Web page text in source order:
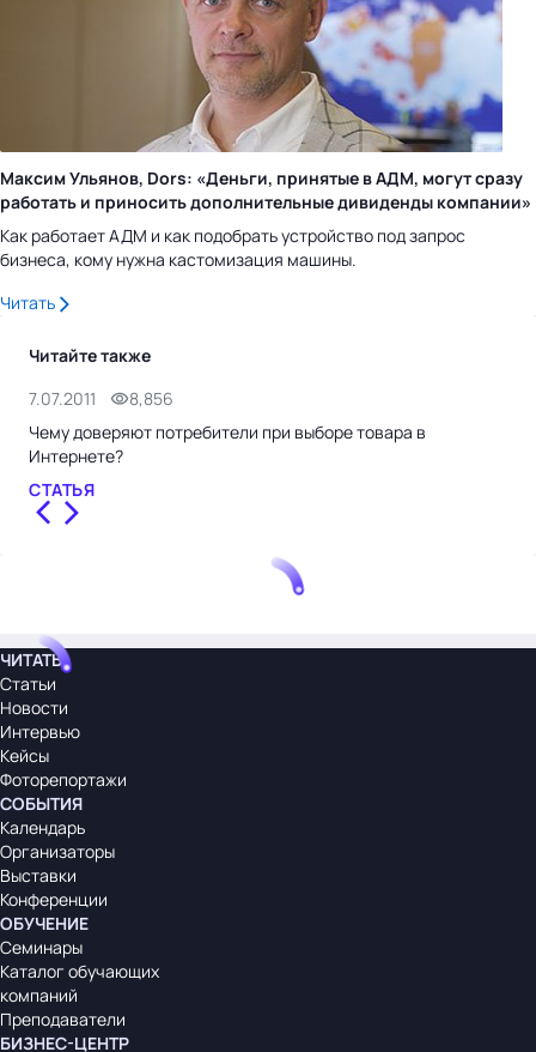
Максим Ульянов, Dors: «Деньги, принятые в АДМ, могут сразу
работать и приносить дополнительные дивиденды компании»
Как работает АДМ и как подобрать устройство под запрос
бизнеса, кому нужна кастомизация машины.
Читать
Читайте также
7.07.2011
8,856
Чему доверяют потребители при выборе товара в
Интернете?
СТАТЬЯ
ЧИТАТЬ
Статьи
Новости
Интервью
Кейсы
Фоторепортажи
СОБЫТИЯ
Календарь
Организаторы
Выставки
Конференции
ОБУЧЕНИЕ
Семинары
Каталог обучающих
компаний
Преподаватели
БИЗНЕС-ЦЕНТР